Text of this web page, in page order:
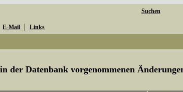
Suchen
E-Mail | Links
der Datenbank vorgenommenen